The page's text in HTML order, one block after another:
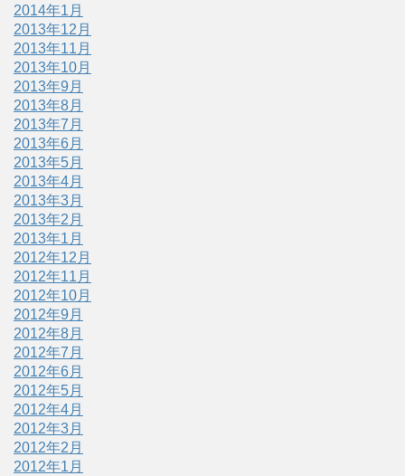
2014年1月
2013年12月
2013年11月
2013年10月
2013年9月
2013年8月
2013年7月
2013年6月
2013年5月
2013年4月
2013年3月
2013年2月
2013年1月
2012年12月
2012年11月
2012年10月
2012年9月
2012年8月
2012年7月
2012年6月
2012年5月
2012年4月
2012年3月
2012年2月
2012年1月